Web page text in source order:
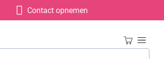
Contact opnemen